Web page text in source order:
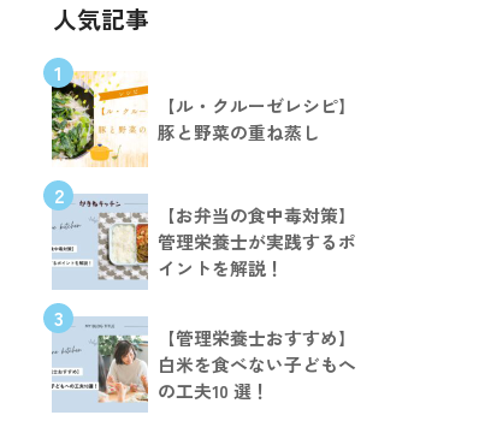
人気記事
1
【ル・クルーゼレシピ】
豚と野菜の重ね蒸し
2
【お弁当の食中毒対策】
管理栄養士が実践するポ
イントを解説！
3
【管理栄養士おすすめ】
白米を食べない子どもへ
の工夫10 選！